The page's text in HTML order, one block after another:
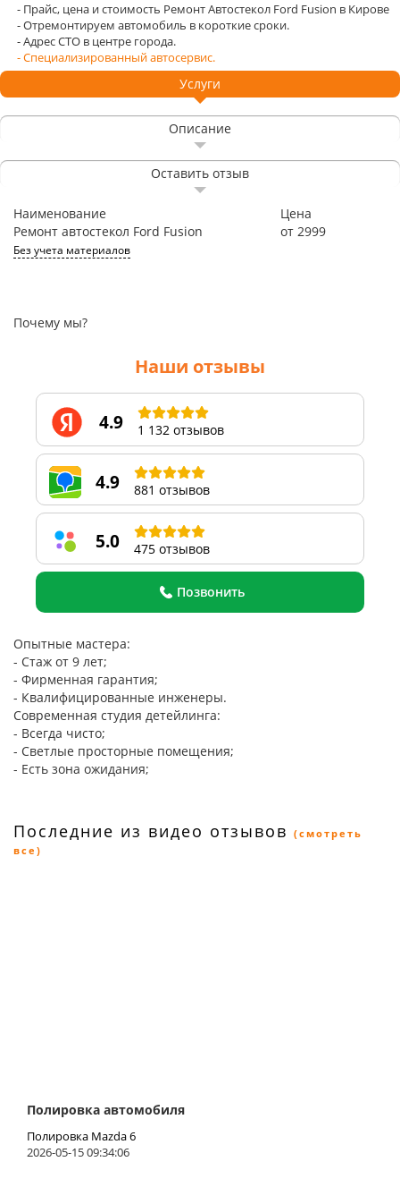
- Прайс, цена и стоимость Ремонт Автостекол Ford Fusion в Кирове
- Отремонтируем автомобиль в короткие сроки.
- Адрес СТО в центре города.
- Специализированный автосервис.
Услуги
Описание
Оставить отзыв
Наименование
Цена
Ремонт автостекол Ford Fusion
Без учета материалов
от 2999
Почему мы?
Наши отзывы
4.9 1 132 отзывов
4.9 881 отзывов
5.0 475 отзывов
Позвонить
Опытные мастера:
- Стаж от 9 лет;
- Фирменная гарантия;
- Квалифицированные инженеры.
Современная студия детейлинга:
- Всегда чисто;
- Светлые просторные помещения;
- Есть зона ожидания;
Последние из видео отзывов (смотреть
все)
Полировка автомобиля
Полировка Mazda 6
2026-05-15 09:34:06